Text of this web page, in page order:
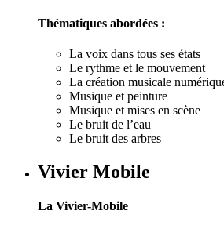
Thématiques abordées :
La voix dans tous ses états
Le rythme et le mouvement
La création musicale
Musique et peinture
Musique et mises en scène
Le bruit de l’eau
Le bruit des arbres
Vivier Mobile
La Vivier-Mobile